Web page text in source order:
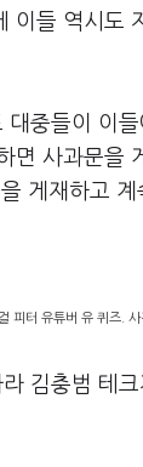
이들 역시도
중들이 이
면 사과문을
게재하고
피터 유튜버 유 퀴즈.
김충범 테